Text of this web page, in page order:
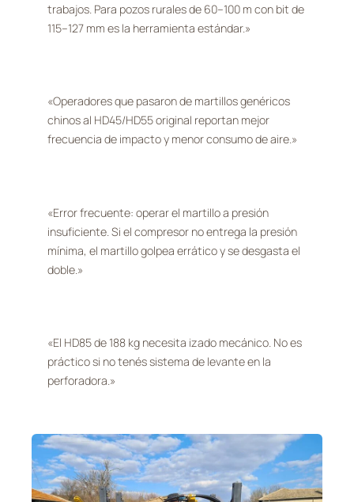
trabajos. Para pozos rurales de 60–100 m con bit de
115–127 mm es la herramienta estándar.»
«Operadores que pasaron de martillos genéricos
chinos al HD45/HD55 original reportan mejor
frecuencia de impacto y menor consumo de aire.»
«Error frecuente: operar el martillo a presión
insuficiente. Si el compresor no entrega la presión
mínima, el martillo golpea errático y se desgasta el
doble.»
«El HD85 de 188 kg necesita izado mecánico. No es
práctico si no tenés sistema de levante en la
perforadora.»